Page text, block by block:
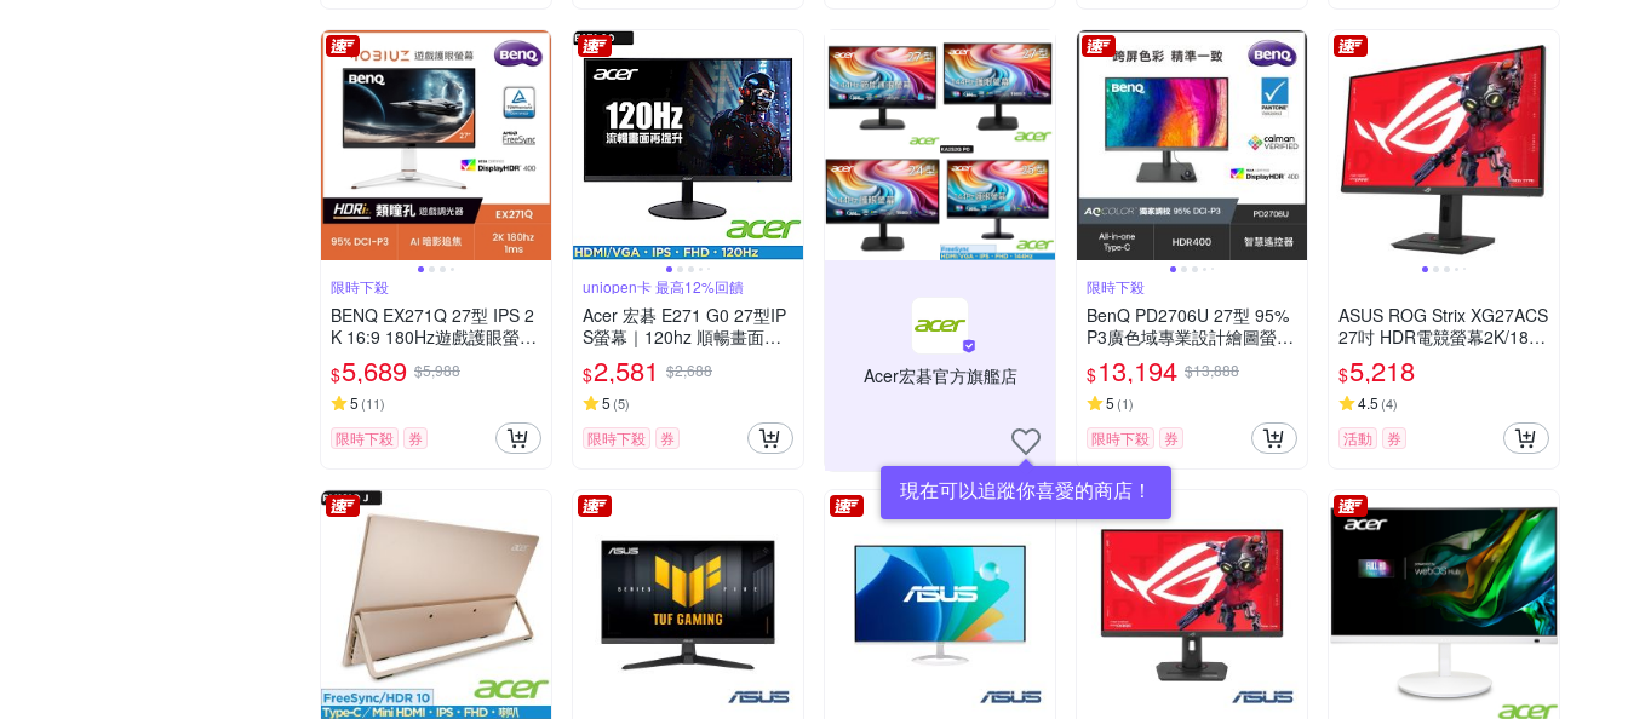
限時下殺
BENQ EX271Q 27型 IPS 2
K 16:9 180Hz遊戲護眼螢幕
(HDMI/DP/Type-C)
$5,689 $5,988
5 (11)
限時下殺 券
uniopen卡 最高12%回饋
Acer 宏碁 E271 G0 27型IP
S螢幕｜120hz 順暢畫面再
提升
$2,581 $2,688
5 (5)
限時下殺 券
Acer宏碁官方旗艦店
現在可以追蹤你喜愛的商店！
限時下殺
BenQ PD2706U 27型 95%
P3廣色域專業設計繪圖螢幕
(4K/HDMI/DP/Type-C/IPS)
$13,194 $13,888
5 (1)
限時下殺 券
ASUS ROG Strix XG27ACS
27吋 HDR電競螢幕2K/180
Hz/1ms/HDMI/DP/IPS/Type
-C
$5,218
4.5 (4)
活動 券